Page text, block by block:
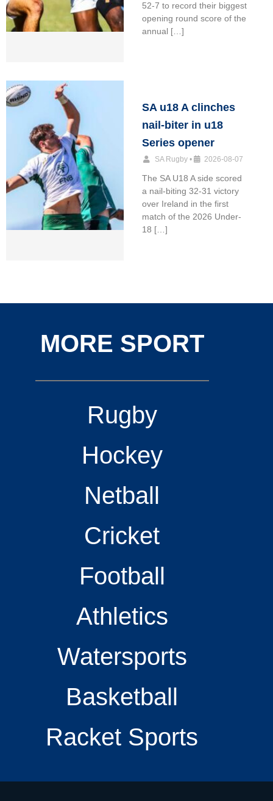
52-7 to record their biggest
opening round score of the
annual […]
SA u18 A clinches
nail-biter in u18
Series opener
SA Rugby • 2026-08-07
The SA U18 A side scored
a nail-biting 32-31 victory
over Ireland in the first
match of the 2026 Under-
18 […]
MORE SPORT
Rugby
Hockey
Netball
Cricket
Football
Athletics
Watersports
Basketball
Racket Sports